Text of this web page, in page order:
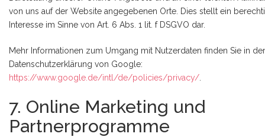
von uns auf der Website angegebenen Orte. Dies stellt ein
Interesse im Sinne von Art. 6 Abs. 1 lit. f DSGVO dar.
Mehr Informationen zum Umgang mit Nutzerdaten finden Sie in der
Datenschutzerklärung von Google:
https://www.google.de/intl/de/policies/privacy/
7. Online Marketing und
Partnerprogramme